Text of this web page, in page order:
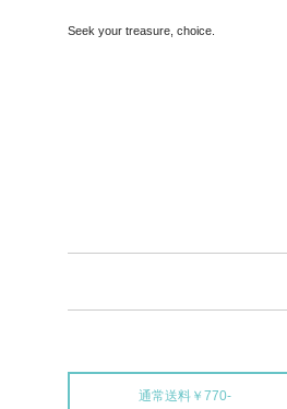
Seek your treasure, choice.
通常送料￥770-